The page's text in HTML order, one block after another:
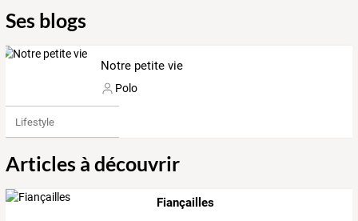
Ses blogs
Notre petite vie
Polo
Lifestyle
Articles à découvrir
Fiançailles